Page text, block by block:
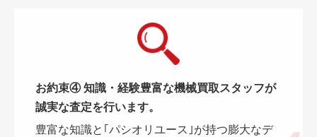
お約束④ 知識・経験豊富な機械買取スタッフが
誠実な査定を行います。
豊富な知識と｢パシオリユース｣が持つ膨大なデ